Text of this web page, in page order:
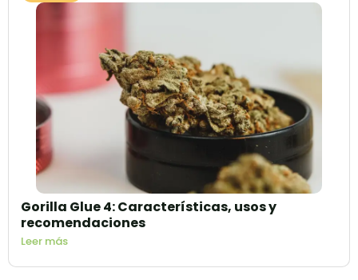
Gorilla Glue 4: Características, usos y
recomendaciones
Leer más